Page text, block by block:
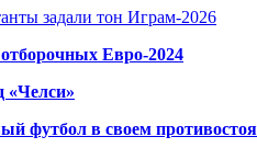
задали тон Играм-2026
Евро-2024
«Челси»
футбол в своем